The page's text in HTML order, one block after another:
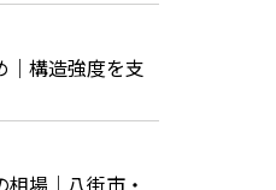
｜構造強度を支